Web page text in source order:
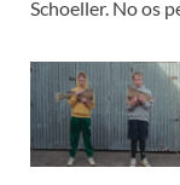
Schoeller. No os